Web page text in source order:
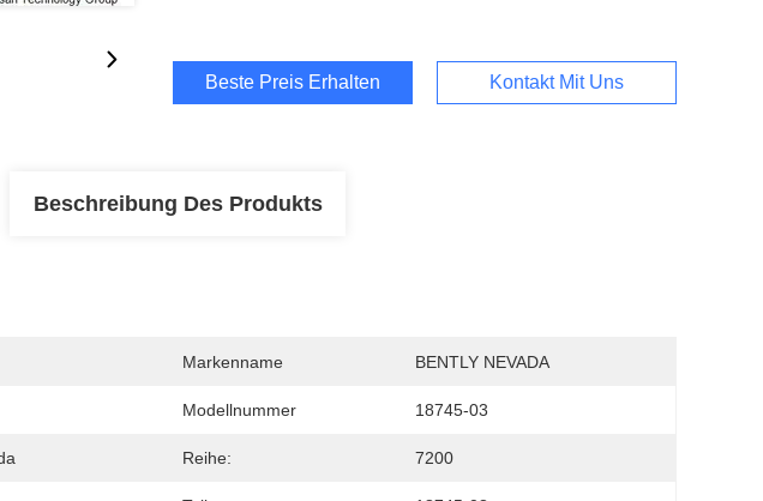
Beste Preis Erhalten Kontakt Mit Uns
Beschreibung Des Produkts
Markenname BENTLY NEVADA
Modellnummer 18745-03
Reihe: 7200